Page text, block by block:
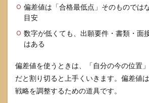
数字
の見
方整
理の
比較
6.2
入試
方式
偏差値は「合格最低点」そのものでは
目安
数字が低くても、出願要件・書類・面
はある
偏差値を使うときは、「自分の今の位置
だと割り切ると上手くいきます。偏差値
戦略を調整するための道具です。